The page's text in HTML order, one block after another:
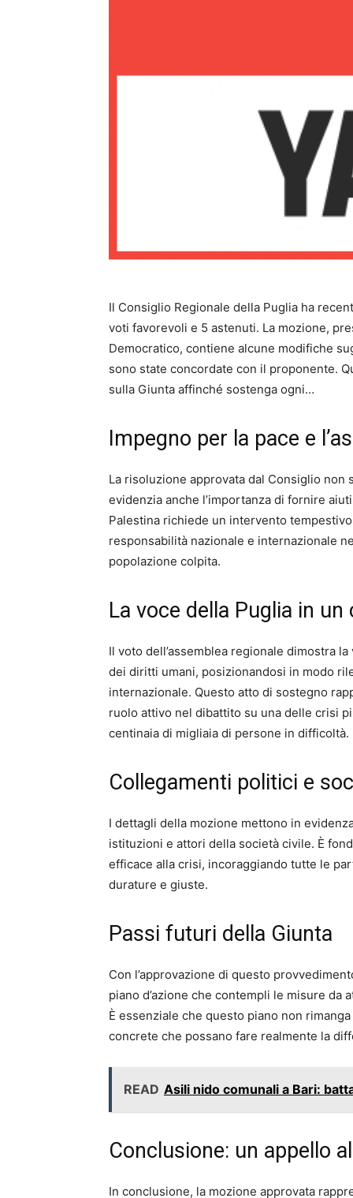
Il Consiglio Regionale della Puglia ha
voti favorevoli e 5 astenuti. La mozione,
Democratico, contiene alcune modifiche
sono state concordate con il proponente.
sulla Giunta affinché sostenga ogni…
Impegno per la pace e
La risoluzione approvata dal Consiglio
evidenzia anche l’importanza di fornire
Palestina richiede un intervento
responsabilità nazionale e internazionale
popolazione colpita.
La voce della Puglia in
Il voto dell’assemblea regionale dimostra
dei diritti umani, posizionandosi in modo
internazionale. Questo atto di sostegno
ruolo attivo nel dibattito su una delle crisi
centinaia di migliaia di persone in difficoltà.
Collegamenti politici e
I dettagli della mozione mettono in
istituzioni e attori della società civile. È
efficace alla crisi, incoraggiando tutte le
durature e giuste.
Passi futuri della Giunta
Con l’approvazione di questo
piano d’azione che contempli le misure
È essenziale che questo piano non
concrete che possano fare realmente la
READ Asili nido comunali a Bari:
Conclusione: un appello
In conclusione, la mozione approvata